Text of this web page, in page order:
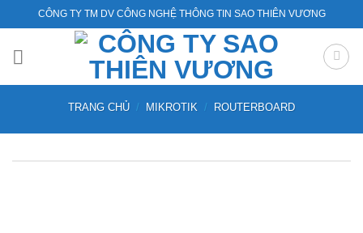
qua
nội
CÔNG TY TM DV CÔNG NGHỆ THÔNG TIN SAO THIÊN VƯƠNG
TRANG CHỦ / MIKROTIK / ROUTERBOARD